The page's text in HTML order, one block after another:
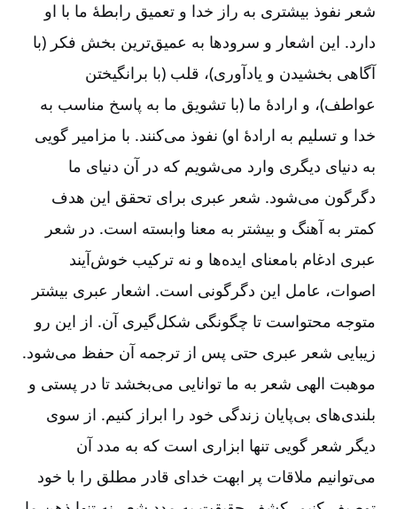
شعر نفوذ بیشتری به راز خدا و تعمیق رابطۀ ما با او
دارد. این اشعار و سرودها به عمیق‌‌ترین بخش فکر (با
آگاهی بخشیدن و یادآوری)، قلب (با برانگیختن
عواطف)، و ارادۀ ما (با تشویق ما به پاسخ مناسب به
خدا و تسلیم به ارادۀ او) نفوذ می‌‌کنند. با مزامیر گویی
به دنیای دیگری وارد می‌‌شویم که در آن دنیای ما
دگرگون می‌‌شود. شعر عبری برای تحقق این هدف
کمتر به آهنگ و بیشتر به معنا وابسته است. در شعر
عبری ادغام بامعنای ایده‌‌ها و نه ترکیب خوش‌‌آیند
اصوات، عامل این دگرگونی است. اشعار عبری بیشتر
متوجه محتواست تا چگونگی شکل‌‌گیری آن. از این رو
زیبایی شعر عبری حتی پس از ترجمه آن حفظ می‌‌شود.
موهبت الهی شعر به ما توانایی می‌‌بخشد تا در پستی و
بلندی‌‌های بی‌‌پایان زندگی خود را ابراز کنیم. از سوی
دیگر شعر گویی تنها ابزاری است که به مدد آن
می‌‌توانیم ملاقات پر ابهت خدای قادر مطلق را با خود